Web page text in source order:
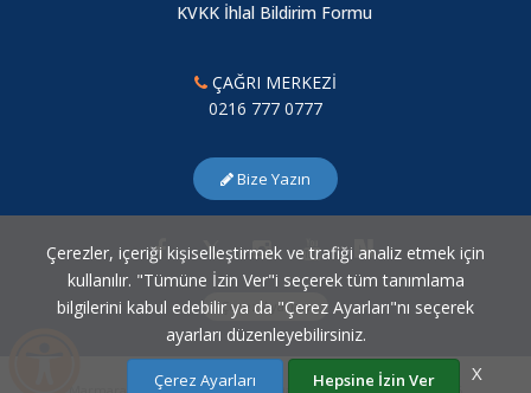
KVKK İhlal Bildirim Formu
ÇAĞRI MERKEZİ
0216 777 0777
Bize Yazın
Çerez Ayarları
Çerezler, içeriği kişiselleştirmek ve trafiği analiz etmek için
kullanılır. "Tümüne İzin Ver"i seçerek tüm tanımlama
bilgilerini kabul edebilir ya da "Çerez Ayarları"nı seçerek
ayarları düzenleyebilirsiniz.
Çerez Ayarları Hepsine İzin Ver X